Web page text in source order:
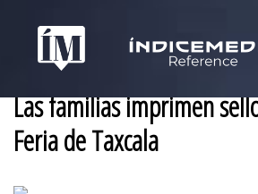
Las familias imprimen
Feria de Taxcala